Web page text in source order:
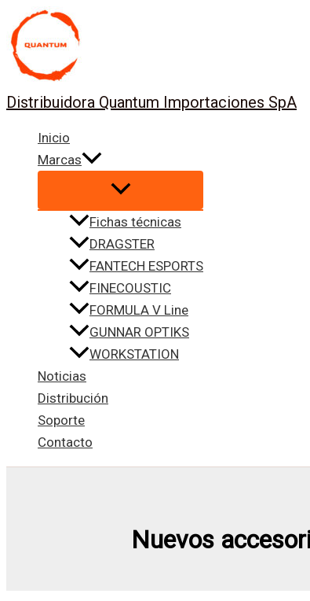
al
contenido
Distribuidora Quantum Importaciones SpA
Inicio
Marcas
Fichas técnicas
DRAGSTER
FANTECH ESPORTS
FINECOUSTIC
FORMULA V Line
GUNNAR OPTIKS
WORKSTATION
Noticias
Distribución
Soporte
Contacto
Nuevos